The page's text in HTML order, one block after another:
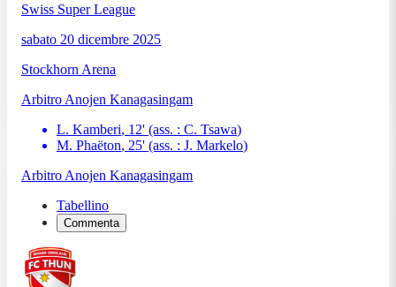
Swiss Super League
sabato 20 dicembre 2025
Stockhorn Arena
Arbitro Anojen Kanagasingam
L. Kamberi, 12' (ass. : C. Tsawa)
M. Phaëton, 25' (ass. : J. Markelo)
Arbitro Anojen Kanagasingam
Tabellino
Commenta